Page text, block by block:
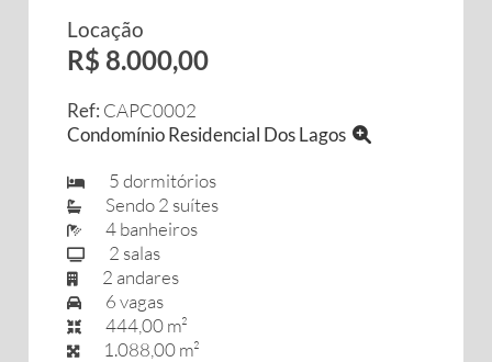
Locação
R$ 8.000,00
Ref: CAPC0002
Condomínio Residencial Dos Lagos
5 dormitórios
Sendo 2 suítes
4 banheiros
2 salas
2 andares
6 vagas
444,00 m²
1.088,00 m²